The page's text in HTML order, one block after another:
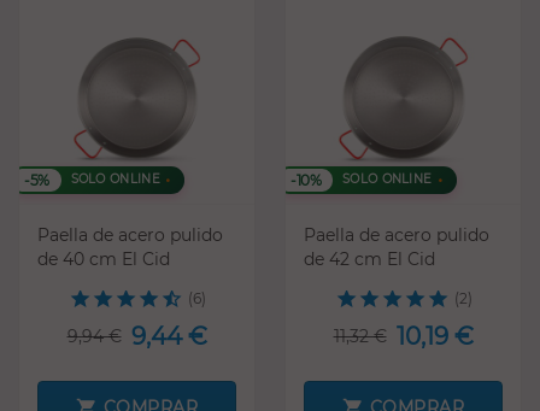
-5% SOLO ONLINE
Paella de acero pulido
de 40 cm El Cid
(6)
9,94 € 9,44 €
-10% SOLO ONLINE
Paella de acero pulido
de 42 cm El Cid
(2)
11,32 € 10,19 €